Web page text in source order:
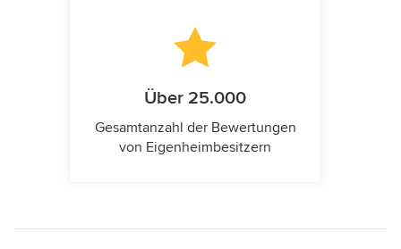
Über 25.000
Gesamtanzahl der Bewertungen
von Eigenheimbesitzern